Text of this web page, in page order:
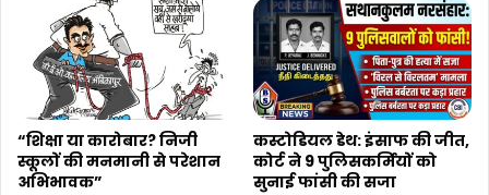
“शिक्षा या कारोबार? निजी
स्कूलों की मनमानी से परेशान
अभिभावक”
कस्टोडियल डेथ: इंसाफ की जीत,
कोर्ट ने 9 पुलिसकर्मियों को
सुनाई फांसी की सजा